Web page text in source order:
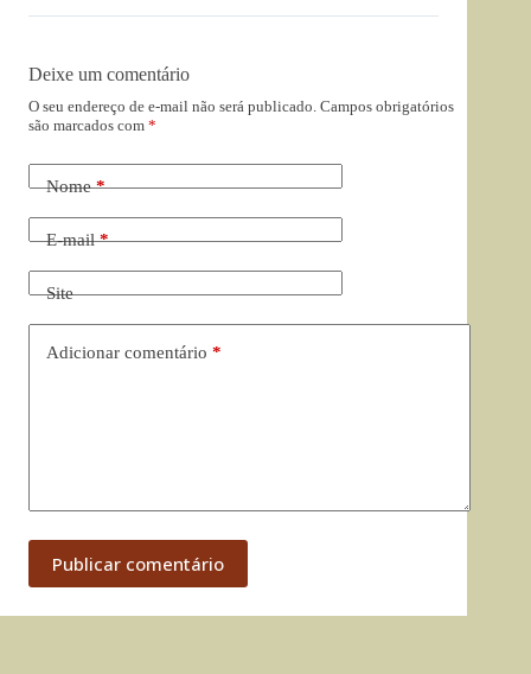
Deixe um comentário
O seu endereço de e-mail não será publicado. Campos obrigatórios
são marcados com *
Nome*
E-mail*
Site
Adicionar comentário *
Publicar comentário